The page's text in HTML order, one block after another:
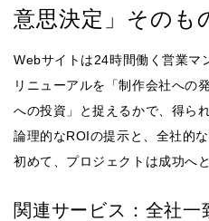
意思決定」そのも
Webサイトは24時間働く営業マ
リニューアルを「制作会社への
への投資」と捉えるかで、得ら
論理的なROIの提示と、全社的
初めて、プロジェクトは成功へ
関連サービス：全社一